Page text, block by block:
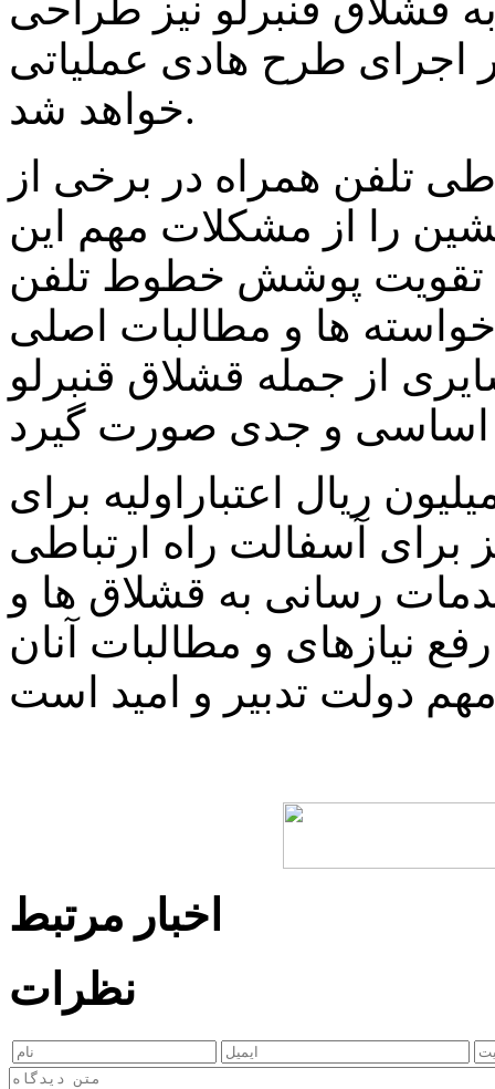
سال ۹۷در کنار اجرای طرح هادی عملیاتی
خواهد شد.
تلفن همراه در برخی از
را از مشکلات مهم این
تقویت پوشش خطوط تلفن
ها و مطالبات اصلی
از جمله قشلاق قنبرلو
از اختصاص ۵۰۰ میلیون ریال اعتباراولیه برای
برای آسفالت راه ارتباطی
رسانی به قشلاق ها و
نیازهای و مطالبات آنان
اخبار مرتبط
نظرات